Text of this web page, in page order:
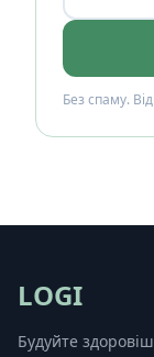
Без спаму.
LOGI
Будуйте